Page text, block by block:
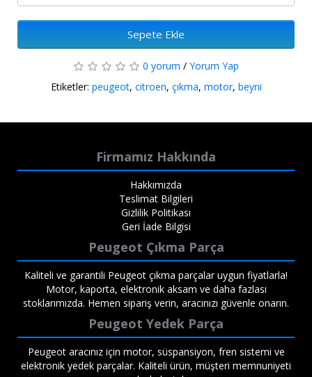
Sepete Ekle
0 yorum / Yorum Yap
Etiketler: peugeot, citroen, çıkma, motor, beyni
Firmamız Hakkında
Hakkımızda
Teslimat Bilgileri
Gizlilik Politikası
Geri İade Bilgisi
Peugeot Çıkma Parça
Kaliteli ve garantili Peugeot çıkma parçalar uygun fiyatlarla!
Motor, kaporta, elektronik aksam ve daha fazlası
stoklarımızda. Hemen sipariş verin, aracınızı güvenle onarın.
Peugeot Yedek Parça
Peugeot aracınız için motor, süspansiyon, fren sistemi ve
elektronik yedek parçalar. Kaliteli ürün, müşteri memnuniyeti